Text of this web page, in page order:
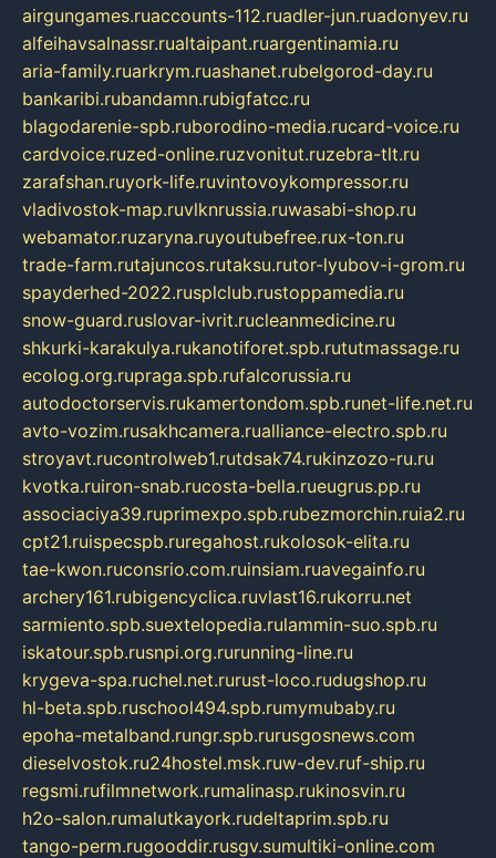
airgungames.ruaccounts-112.ruadler-jun.ruadonyev.ru
alfeihavsalnassr.rualtaipant.ruargentinamia.ru
aria-family.ruarkrym.ruashanet.rubelgorod-day.ru
bankaribi.rubandamn.rubigfatcc.ru
blagodarenie-spb.ruborodino-media.rucard-voice.ru
cardvoice.ruzed-online.ruzvonitut.ruzebra-tlt.ru
zarafshan.ruyork-life.ruvintovoykompressor.ru
vladivostok-map.ruvlknrussia.ruwasabi-shop.ru
webamator.ruzaryna.ruyoutubefree.rux-ton.ru
trade-farm.rutajuncos.rutaksu.rutor-lyubov-i-grom.ru
spayderhed-2022.rusplclub.rustoppamedia.ru
snow-guard.ruslovar-ivrit.rucleanmedicine.ru
shkurki-karakulya.rukanotiforet.spb.rututmassage.ru
ecolog.org.rupraga.spb.rufalcorussia.ru
autodoctorservis.rukamertondom.spb.runet-life.net.ru
avto-vozim.rusakhcamera.rualliance-electro.spb.ru
stroyavt.rucontrolweb1.rutdsak74.rukinzozo-ru.ru
kvotka.ruiron-snab.rucosta-bella.rueugrus.pp.ru
associaciya39.ruprimexpo.spb.rubezmorchin.ruia2.ru
cpt21.ruispecspb.ruregahost.rukolosok-elita.ru
tae-kwon.ruconsrio.com.ruinsiam.ruavegainfo.ru
archery161.rubigencyclica.ruvlast16.rukorru.net
sarmiento.spb.suextelopedia.rulammin-suo.spb.ru
iskatour.spb.rusnpi.org.rurunning-line.ru
krygeva-spa.ruchel.net.rurust-loco.rudugshop.ru
hl-beta.spb.ruschool494.spb.rumymubaby.ru
epoha-metalband.rungr.spb.rurusgosnews.com
dieselvostok.ru24hostel.msk.ruw-dev.ruf-ship.ru
regsmi.rufilmnetwork.rumalinasp.rukinosvin.ru
h2o-salon.rumalutkayork.rudeltaprim.spb.ru
tango-perm.rugooddir.rusgv.sumultiki-online.com